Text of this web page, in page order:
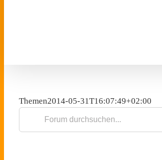
Themen2014-05-31T16:07:49+02:00